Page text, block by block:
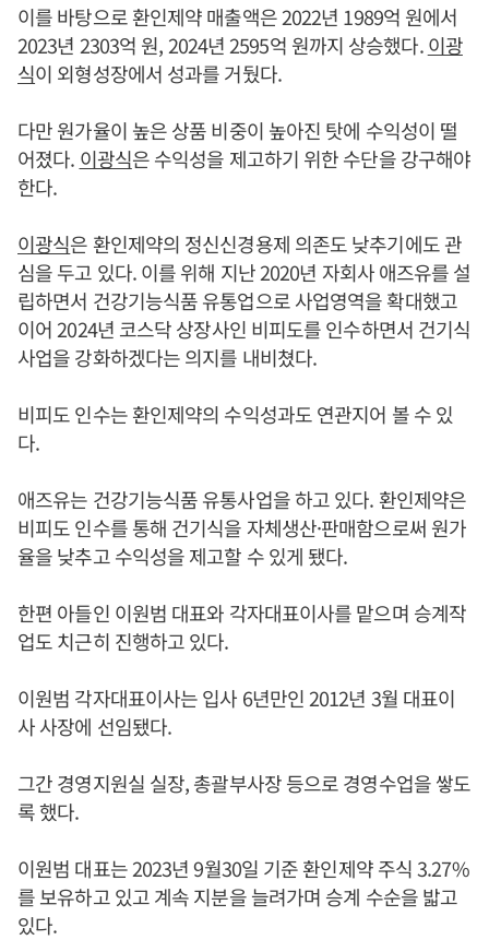
이를 바탕으로 환인제약 매출액은 2022년 1989억 원에서
2023년 2303억 원, 2024년 2595억 원까지 상승했다.이광
식이 외형성장에서 성과를 거뒀다.
다만 원가율이 높은 상품 비중이 높아진 탓에 수익성이 떨
어졌다. 이광식은 수익성을 제고하기 위한 수단을 강구해야
한다.
이광식은 환인제약의 정신신경용제 의존도 낮추기에도 관
심을 두고 있다. 이를 위해 지난 2020년 자회사 애즈유를 설
립하면서 건강기능식품 유통업으로 사업영역을 확대했고
이어 2024년 코스닥 상장사인 비피도를 인수하면서 건기식
사업을 강화하겠다는 의지를 내비쳤다.
비피도 인수는 환인제약의 수익성과도 연관지어 볼 수 있
다.
애즈유는 건강기능식품 유통사업을 하고 있다. 환인제약은
비피도 인수를 통해 건기식을 자체생산·판매함으로써 원가
율을 낮추고 수익성을 제고할 수 있게 됐다.
한편 아들인 이원범 대표와 각자대표이사를 맡으며 승계작
업도 치근히 진행하고 있다.
이원범 각자대표이사는 입사 6년만인 2012년 3월 대표이
사 사장에 선임됐다.
그간 경영지원실 실장, 총괄부사장 등으로 경영수업을 쌓도
록 했다.
이원범 대표는 2023년 9월30일 기준 환인제약 주식 3.27%
를 보유하고 있고 계속 지분을 늘려가며 승계 수순을 밟고
있다.